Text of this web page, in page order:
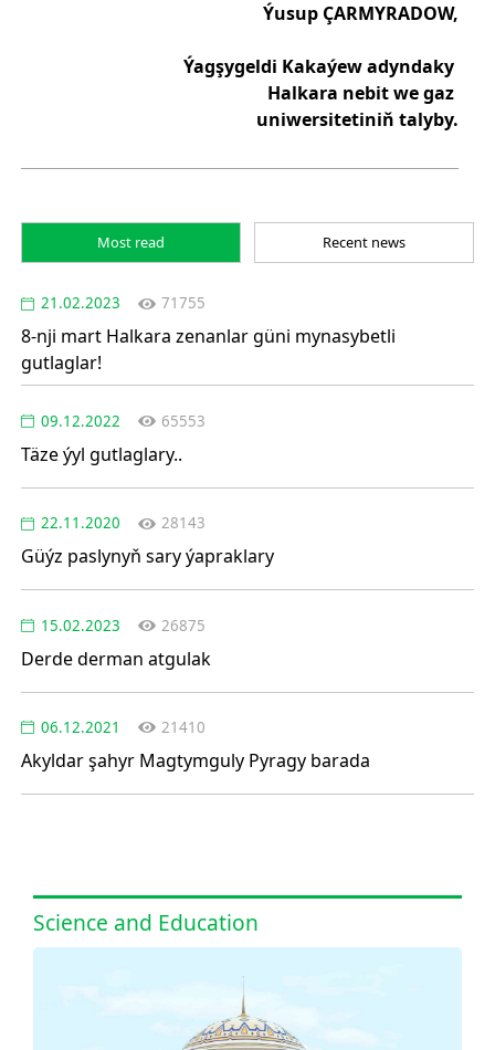
Ýusup ÇARMYRADOW,
Ýagşygeldi Kakaýew adyndaky
Halkara nebit we gaz
uniwersitetiniň talyby.
Most read Recent news
21.02.2023 71755
8-nji mart Halkara zenanlar güni mynasybetli
gutlaglar!
09.12.2022 65553
Täze ýyl gutlaglary..
22.11.2020 28143
Güýz paslynyň sary ýapraklary
15.02.2023 26875
Derde derman atgulak
06.12.2021 21410
Akyldar şahyr Magtymguly Pyragy barada
Science and Education